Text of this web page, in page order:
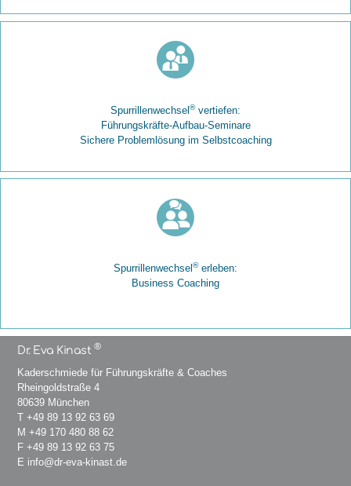
Spurrillenwechsel ®vertiefen:
Führungskräfte-Aufbau-Seminare
Sichere Problemlösung im Selbstcoaching
Spurrillenwechsel ®erleben:
Business Coaching
Dr. Eva Kinast ®
Kaderschmiede für Führungskräfte & Coaches
Rheingoldstraße 4
80639 München
T+49 89 13 92 63 69
M+49 170 480 88 62
F +49 89 13 92 63 75
E info@dr-eva-kinast.de